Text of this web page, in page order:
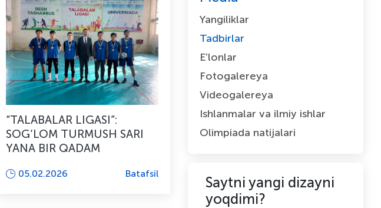
“TALABALAR LIGASI”:
SOG‘LOM TURMUSH SARI
YANA BIR QADAM
05.02.2026 Batafsil
Yangiliklar
Tadbirlar
E'lonlar
Fotogalereya
Videogalereya
Ishlanmalar va ilmiy ishlar
Olimpiada natijalari
Saytni yangi dizayni
yoqdimi?